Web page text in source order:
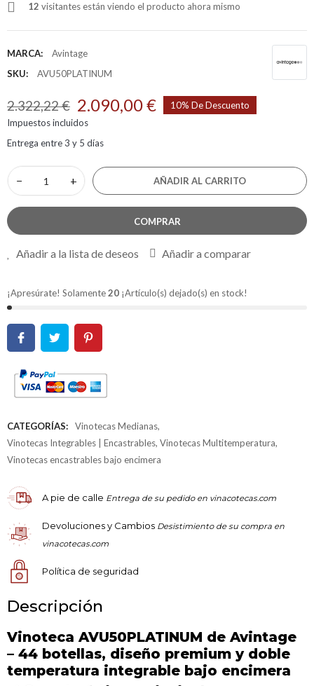
12 visitantes están viendo el producto ahora mismo
MARCA:
Avintage
SKU:
AVU50PLATINUM
2.322,22 € 2.090,00 €
10% De Descuento
Impuestos incluidos
Entrega entre 3 y 5 días
− + AÑADIR AL CARRITO
COMPRAR
Añadir a la lista de deseos Añadir a comparar
¡Apresúrate! Solamente20 ¡Artículo(s) dejado(s) en stock!
CATEGORÍAS: Vinotecas Medianas,
Vinotecas Integrables | Encastrables, Vinotecas Multitemperatura,
Vinotecas encastrables bajo encimera
A pie de calle Entrega de su pedido en vinacotecas.com
Devoluciones y Cambios Desistimiento de su compra en
vinacotecas.com
Política de seguridad
Descripción
Vinoteca AVU50PLATINUM de Avintage
– 44 botellas, diseño premium y doble
temperatura integrable bajo encimera